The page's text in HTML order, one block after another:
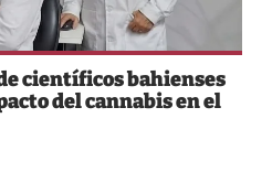
científicos bahienses
del cannabis en el